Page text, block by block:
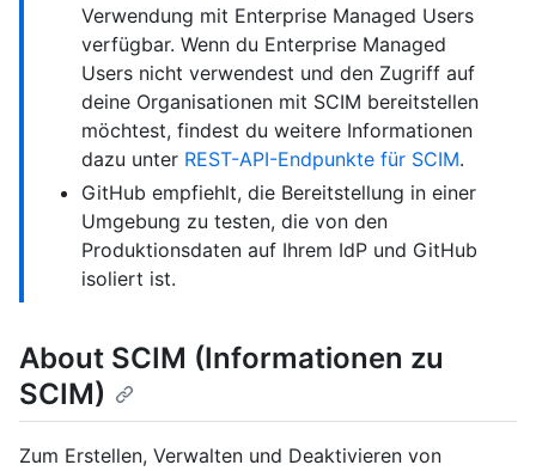
Verwendung mit Enterprise Managed Users
verfügbar. Wenn du Enterprise Managed
Users nicht verwendest und den Zugriff auf
deine Organisationen mit SCIM bereitstellen
möchtest, findest du weitere Informationen
dazu unter REST-API-Endpunkte für SCIM.
GitHub empfiehlt, die Bereitstellung in einer
Umgebung zu testen, die von den
Produktionsdaten auf Ihrem IdP und GitHub
isoliert ist.
About SCIM (Informationen zu
SCIM)
Zum Erstellen, Verwalten und Deaktivieren von